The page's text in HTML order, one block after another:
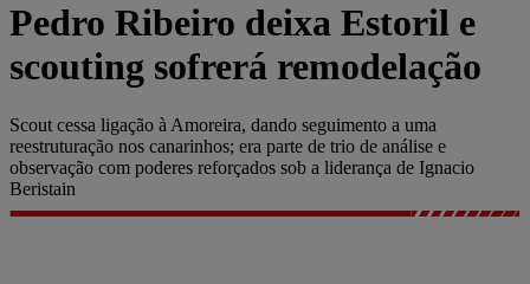
Pedro Ribeiro deixa Estoril e
scouting sofrerá remodelação
Scout cessa ligação à Amoreira, dando seguimento a uma
reestruturação nos canarinhos; era parte de trio de análise e
observação com poderes reforçados sob a liderança de Ignacio
Beristain